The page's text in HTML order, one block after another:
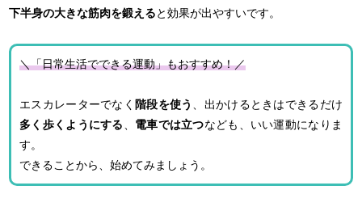
下半身の大きな筋肉を鍛えると効果が出やすいです。
＼「日常生活でできる運動」もおすすめ！／
エスカレーターでなく 階段を使う
、出かけるときはできるだけ
多く歩くようにする
電車では立つなども、いい運動になりま
す。
できることから、始めてみましょう。